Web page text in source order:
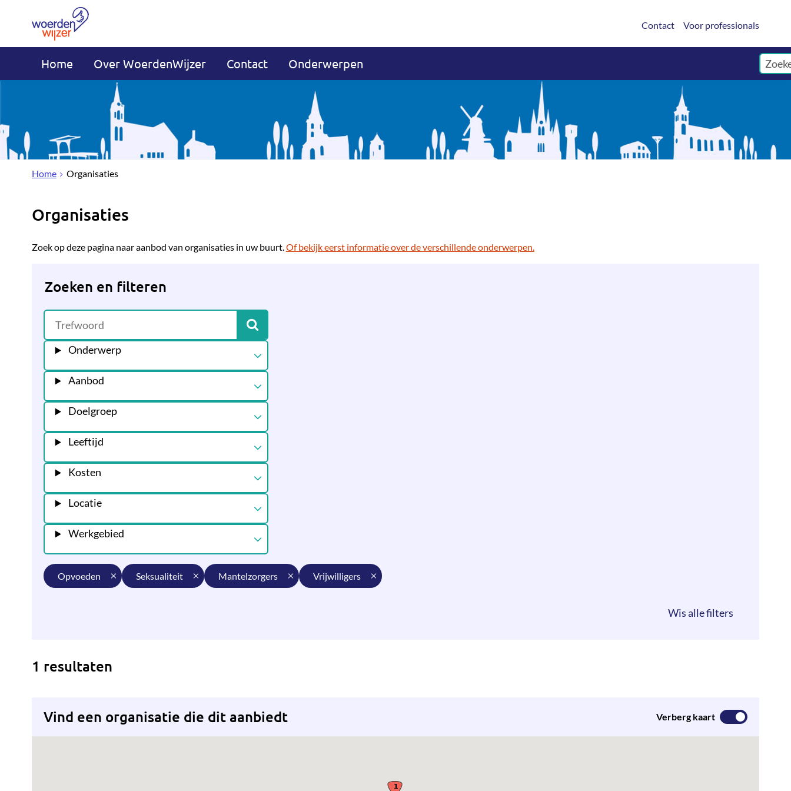
Contact Voor professionals
Home Over WoerdenWijzer Contact Onderwerpen
Home Organisaties
Organisaties
Zoek op deze pagina naar aanbod van organisaties in uw buurt.Of bekijk eerst informatie over de verschillende onderwerpen.
Zoeken en filteren
Onderwerp
Aanbod
Doelgroep
Leeftijd
Kosten
Locatie
Werkgebied
opvoeden seksualiteit mantelzorgers vrijwilligers
1 resultaten
Vind een organisatie die dit aanbiedt Verberg kaart